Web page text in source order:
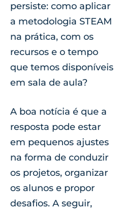
persiste: como aplicar
a metodologia STEAM
na prática, com os
recursos e o tempo
que temos disponíveis
em sala de aula?
A boa notícia é que a
resposta pode estar
em pequenos ajustes
na forma de conduzir
os projetos, organizar
os alunos e propor
desafios. A seguir,